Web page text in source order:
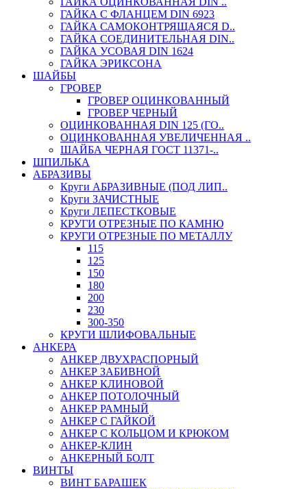
ГАЙКА С ФЛАНЦЕМ DIN 6923
ГАЙКА САМОКОНТРЯЩАЯСЯ D..
ГАЙКА СОЕДИНИТЕЛЬНАЯ DIN..
ГАЙКА УСОВАЯ DIN 1624
ГАЙКА ЭРИКСОНА
ШАЙБЫ
ГРОВЕР
ГРОВЕР ОЦИНКОВАННЫЙ
ГРОВЕР ЧЕРНЫЙ
ОЦИНКОВАННАЯ DIN 125 (ГО..
ОЦИНКОВАННАЯ УВЕЛИЧЕННАЯ ..
ШАЙБА ЧЕРНАЯ ГОСТ 11371-..
ШПИЛЬКА
АБРАЗИВЫ
Круги АБРАЗИВНЫЕ (ПОД ЛИП..
Круги ЗАЧИСТНЫЕ
Круги ЛЕПЕСТКОВЫЕ
КРУГИ ОТРЕЗНЫЕ ПО КАМНЮ
КРУГИ ОТРЕЗНЫЕ ПО МЕТАЛЛУ
115
125
150
180
200
230
300-350
КРУГИ ШЛИФОВАЛЬНЫЕ
АНКЕРА
АНКЕР ДВУХРАСПОРНЫЙ
АНКЕР ЗАБИВНОЙ
АНКЕР КЛИНОВОЙ
АНКЕР ПОТОЛОЧНЫЙ
АНКЕР РАМНЫЙ
АНКЕР С ГАЙКОЙ
АНКЕР С КОЛЬЦОМ И КРЮКОМ
АНКЕР-КЛИН
АНКЕРНЫЙ БОЛТ
ВИНТЫ
ВИНТ БАРАШЕК